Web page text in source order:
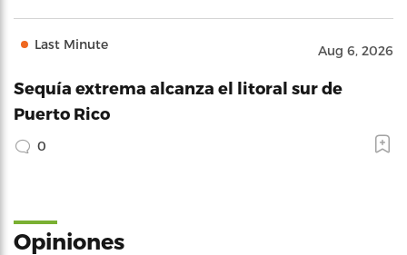
Last Minute Aug 6, 2026
Sequía extrema alcanza el litoral sur de
Puerto Rico
0
Opiniones